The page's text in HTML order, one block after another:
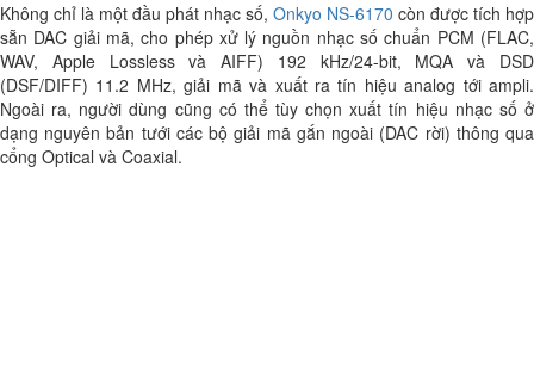
Không chỉ là một đầu phát nhạc số, Onkyo NS-6170 còn được tích hợp
sẵn DAC giải mã, cho phép xử lý nguồn nhạc số chuẩn PCM (FLAC,
WAV, Apple Lossless và AIFF) 192 kHz/24-bit, MQA và DSD
(DSF/DIFF) 11.2 MHz, giải mã và xuất ra tín hiệu analog tới ampli.
Ngoài ra, người dùng cũng có thể tùy chọn xuất tín hiệu nhạc số ở
dạng nguyên bản tưới các bộ giải mã gắn ngoài (DAC rời) thông qua
cổng Optical và Coaxial.